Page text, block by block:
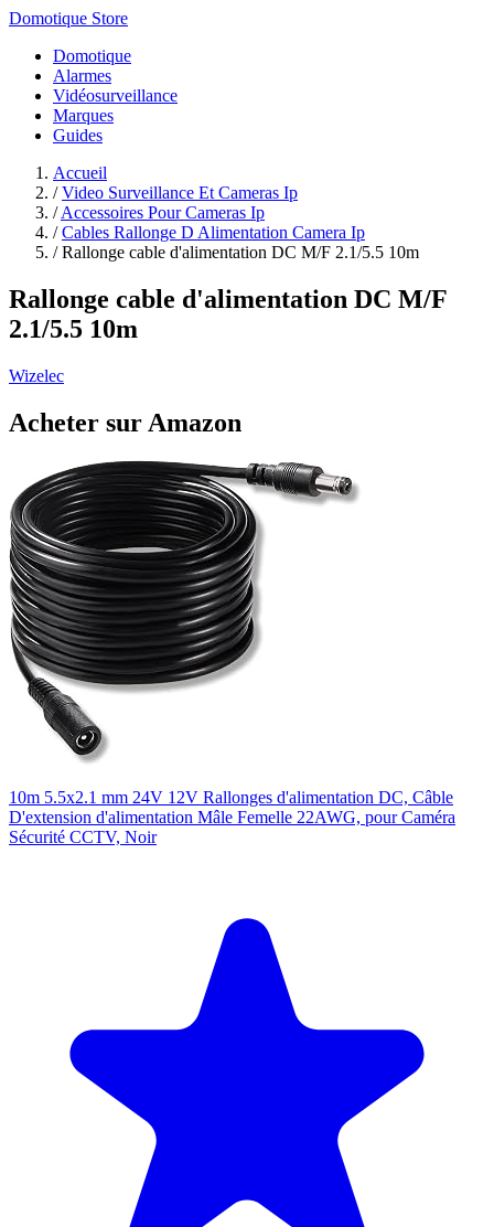
Domotique Store
Domotique
Alarmes
Vidéosurveillance
Marques
Guides
Accueil
/ Video Surveillance Et Cameras Ip
/ Accessoires Pour Cameras Ip
/ Cables Rallonge D Alimentation Camera Ip
/ Rallonge cable d'alimentation DC M/F 2.1/5.5 10m
Rallonge cable d'alimentation DC M/F
2.1/5.5 10m
Wizelec
Acheter sur Amazon
10m 5.5x2.1 mm 24V 12V Rallonges d'alimentation DC, Câble
D'extension d'alimentation Mâle Femelle 22AWG, pour Caméra
Sécurité CCTV, Noir